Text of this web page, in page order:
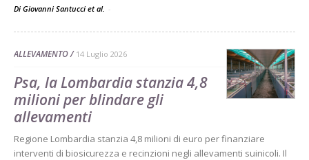
Di Giovanni Santucci et al. -
ALLEVAMENTO 14 Luglio 2026
Psa, la Lombardia stanzia 4,8
milioni per blindare gli
allevamenti
Regione Lombardia stanzia 4,8 milioni di euro per finanziare
interventi di biosicurezza e recinzioni negli allevamenti suinicoli. Il